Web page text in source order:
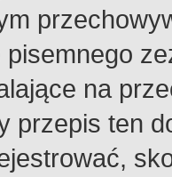
pisemnego
na
przepis ten